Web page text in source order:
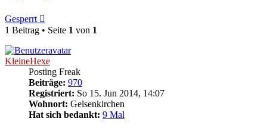
Gesperrt
1 Beitrag • Seite 1 von 1
KleineHexe
Posting Freak
Beiträge: 970
Registriert: So 15. Jun 2014, 14:07
Wohnort: Gelsenkirchen
Hat sich bedankt: 9 Mal